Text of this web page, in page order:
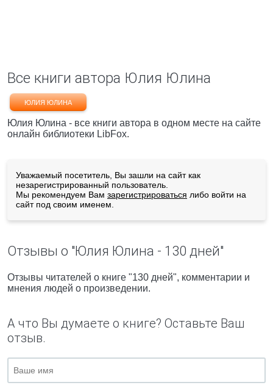
Все книги автора Юлия Юлина
ЮЛИЯ ЮЛИНА
Юлия Юлина - все книги автора в одном месте на сайте
онлайн библиотеки LibFox.
Уважаемый посетитель, Вы зашли на сайт как
незарегистрированный пользователь.
Мы рекомендуем Вам зарегистрироваться либо войти на
сайт под своим именем.
Отзывы о "Юлия Юлина - 130 дней"
Отзывы читателей о книге "130 дней", комментарии и
мнения людей о произведении.
А что Вы думаете о книге? Оставьте Ваш
отзыв.